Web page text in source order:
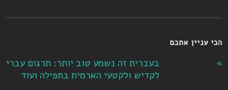
הכי עניין אתכם
בעברית זה נשמע טוב יותר: תרגום עברי
לקדיש ולקטעי הארמית בתפילה ועוד